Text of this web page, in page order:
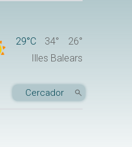
29°C 34°
26°
Illes Balears